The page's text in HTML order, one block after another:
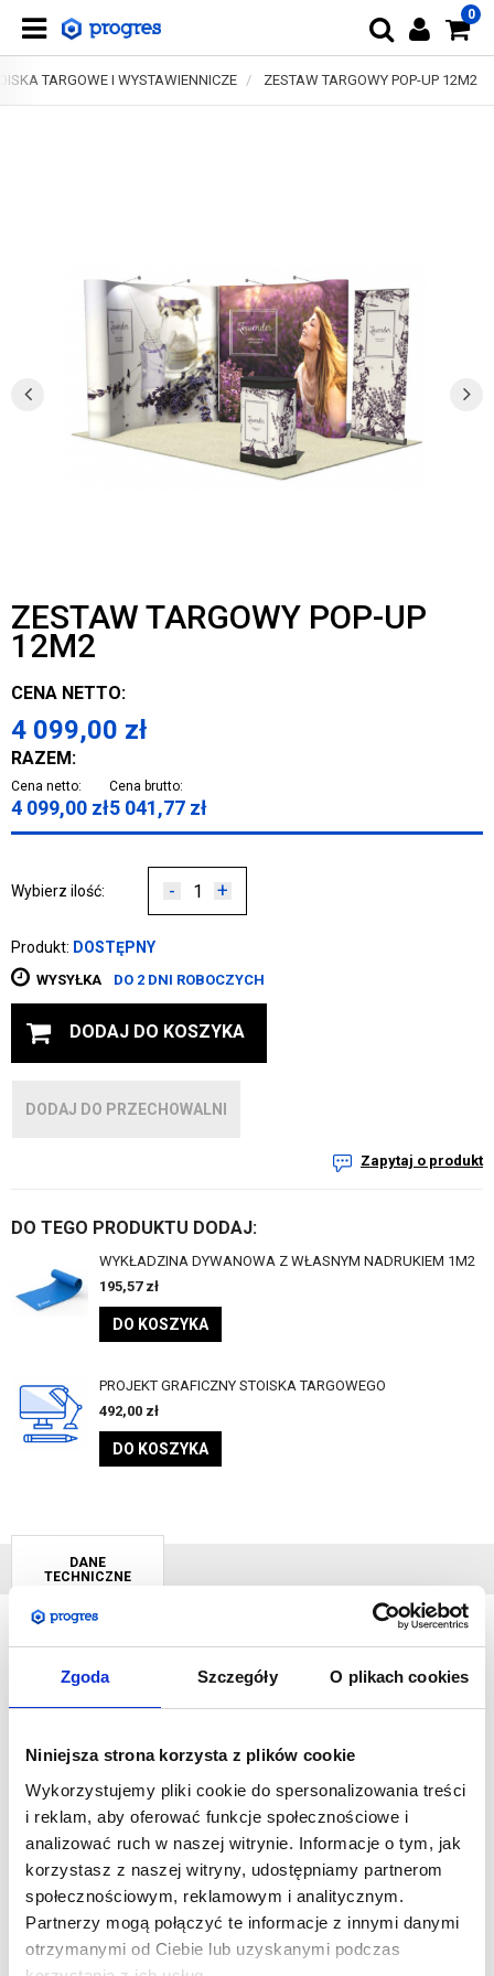
Zgoda Szczegóły O plikach cookies
Niniejsza strona korzysta z plików cookie
Wykorzystujemy pliki cookie do spersonalizowania treści
i reklam, aby oferować funkcje społecznościowe i
analizować ruch w naszej witrynie. Informacje o tym, jak
korzystasz z naszej witryny, udostępniamy partnerom
społecznościowym, reklamowym i analitycznym.
Partnerzy mogą połączyć te informacje z innymi danymi
otrzymanymi od Ciebie lub uzyskanymi podczas
0
TARGOWE I WYSTAWIENNICZE ZESTAW TARGOWY POP-UP 12M2
ZESTAW TARGOWY POP-UP
12M2
CENA NETTO:
4 099,00 zł
RAZEM:
Cena netto:
4 099,00 zł
Cena brutto:
5 041,77 zł
Wybierz ilość: - +
Produkt: DOSTĘPNY
WYSYŁKA DO 2 DNI ROBOCZYCH
DODAJ DO KOSZYKA
DODAJ DO PRZECHOWALNI
Zapytaj o produkt
DO TEGO PRODUKTU DODAJ:
WYKŁADZINA DYWANOWA Z WŁASNYM NADRUKIEM 1M2
195,57 zł
DO KOSZYKA
PROJEKT GRAFICZNY STOISKA TARGOWEGO
492,00 zł
DO KOSZYKA
DANE
TECHNICZNE
Zestawy targowe
przygotowaliśmy dla osób, które znają
skomponowane stanowiska przygotowane do prezentacji
firmy na targach oraz wszelkiego rodzaju imprezach czy
eventach promocyjnych. Montaż jest bardzo prosty i nie
wymaga użycia dodatkowych narzędzi.
Cechuje nas elastyczność, więc jeśli jakiś zestaw przypadł Ci do
gustu, lecz chciałbyś dokonać w nim modyfikacji napisz do nas,
chętnie przygotujemy indywidualną wycenę w oparciu o Twoje
potrzeby.